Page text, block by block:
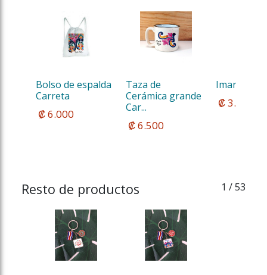
Bolso de espalda
Carreta
₡ 6.000
Taza de
Cerámica grande
Car...
₡ 6.500
Imanes
₡ 3.000
Resto de productos 1 / 53